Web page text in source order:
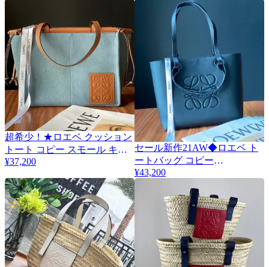
超希少！★ロエベ クッション
トート コピー スモール キャ
ンバス＆カーフ lon89678
¥37,200
2
セール新作21AW◆ロエベ ト
ートバッグ コピー
◆ANAGRAM◆レザー
¥43,200